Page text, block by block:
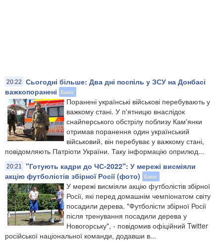
20:22
Сьогодні більше: Два дні поспіль у ЗСУ на Донбасі
важкопоранені
Блог
Поранені українські військові перебувають у
важкому стані. У п'ятницю внаслідок
снайперського обстрілу поблизу Кам'янки
отримав поранення один український
військовий, він перебуває у важкому стані,
повідомляють Патріоти України. Таку інформацію оприлюд...
20:21
"Готують кадри до ЧС-2022": У мережі висміяли
акцію футболістів збірної Росії (фото)
Блог
У мережі висміяли акцію футболістів збірної
Росії, які перед домашнім чемпіонатом світу
посадили дерева. "Футболісти збірної Росії
після тренування посадили дерева у
Новогорську", - повідомив офіційний Twitter
російської національної команди, додавши в...